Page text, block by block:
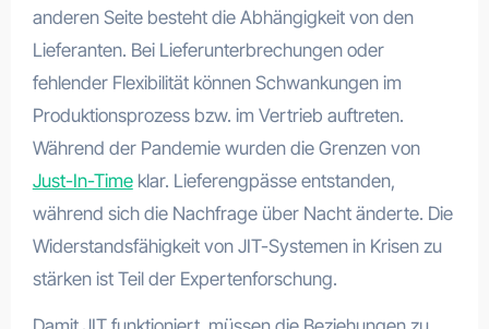
anderen Seite besteht die Abhängigkeit von den
Lieferanten. Bei Lieferunterbrechungen oder
fehlender Flexibilität können Schwankungen im
Produktionsprozess bzw. im Vertrieb auftreten.
Während der Pandemie wurden die Grenzen von
Just-In-Timeklar. Lieferengpässe entstanden,
während sich die Nachfrage über Nacht änderte. Die
Widerstandsfähigkeit von JIT-Systemen in Krisen zu
stärken ist Teil der Expertenforschung.